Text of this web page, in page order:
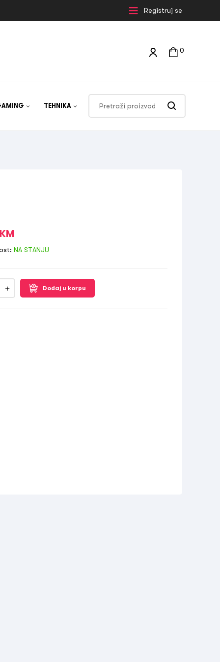
Registruj se
0
TEHNIKA
KM
NA STANJU
Dodaj u korpu